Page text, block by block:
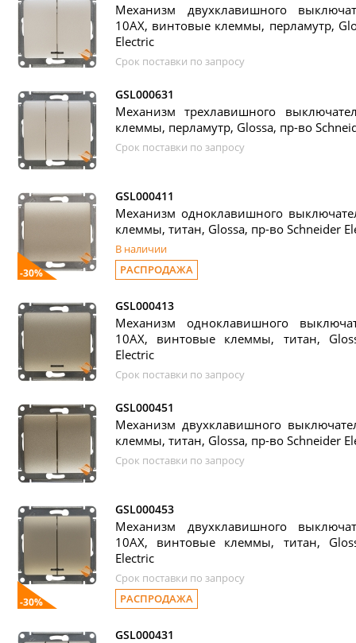
Механизм двухклавишного
10АХ, винтовые клеммы, перламутр,
Electric
Срок поставки по запросу
GSL000631
Механизм трехлавишного
клеммы, перламутр, Glossa, пр-во
Срок поставки по запросу
-30%
GSL000411
Механизм одноклавишного
клеммы, титан, Glossa, пр-во Schneider
В наличии
РАСПРОДАЖА
GSL000413
Механизм одноклавишного
10АХ, винтовые клеммы, титан,
Electric
Срок поставки по запросу
GSL000451
Механизм двухклавишного
клеммы, титан, Glossa, пр-во Schneider
Срок поставки по запросу
-30%
GSL000453
Механизм двухклавишного
10АХ, винтовые клеммы, титан,
Electric
Срок поставки по запросу
РАСПРОДАЖА
GSL000431